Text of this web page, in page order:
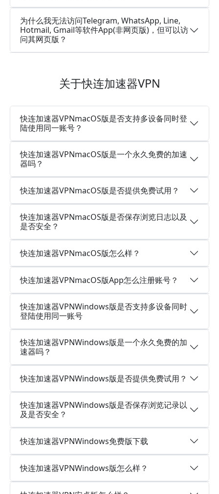
为什么我无法访问Telegram, WhatsApp, Line,
Hotmail, Gmail等软件App(非网页版)，但可以访
问其网页版？
关于快连加速器VPN
快连加速器VPNmacOS版是否支持多设备同时登
陆使用同一账号？
快连加速器VPNmacOS版是一个永久免费的加速
器吗？
快连加速器VPNmacOS版是否提供免费试用？
快连加速器VPNmacOS版是否保存浏览日志以及
是否安全？
快连加速器VPNmacOS版怎么样？
快连加速器VPNmacOS版App怎么注册账号？
快连加速器VPNWindows版是否支持多设备同时
登陆使用同一账号
快连加速器VPNWindows版是一个永久免费的加
速器吗？
快连加速器VPNWindows版是否提供免费试用？
快连加速器VPNWindows版是否保存浏览记录以
及是否安全？
快连加速器VPNWindows免费版下载
快连加速器VPNWindows版怎么样？